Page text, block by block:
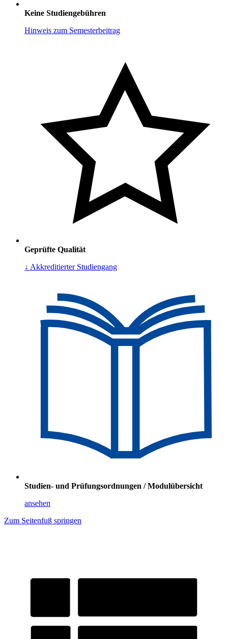
Keine Studiengebühren
Hinweis zum Semesterbeitrag
Geprüfte Qualität
↓ Akkreditierter Studiengang
Studien- und Prüfungsordnungen / Modulübersicht
ansehen
Zum Seitenfuß springen